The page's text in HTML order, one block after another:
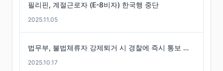
필리핀, 계절근로자 (E-8비자) 한국행 중단
2025.11.05
법무부, 불법체류자 강제퇴거 시 경찰에 즉시 통보 제도 마련
2025.10.17